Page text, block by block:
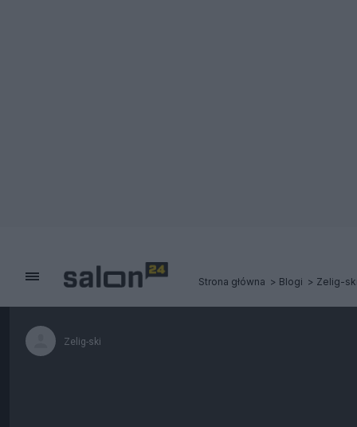
Strona główna Blogi Zelig-
Zelig-ski